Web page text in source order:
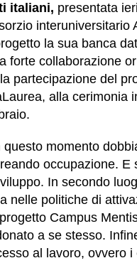
italiani, presentata
interuniversitario
la sua banca
forte collaborazione
partecipazione del
alla cerimonia
questo momento
occupazione. E
In secondo
nelle politiche di
Campus
a se stesso.
al lavoro, ovvero